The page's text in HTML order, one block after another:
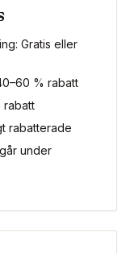
Gratis eller
% rabatt
rabatt
rabatterade
under